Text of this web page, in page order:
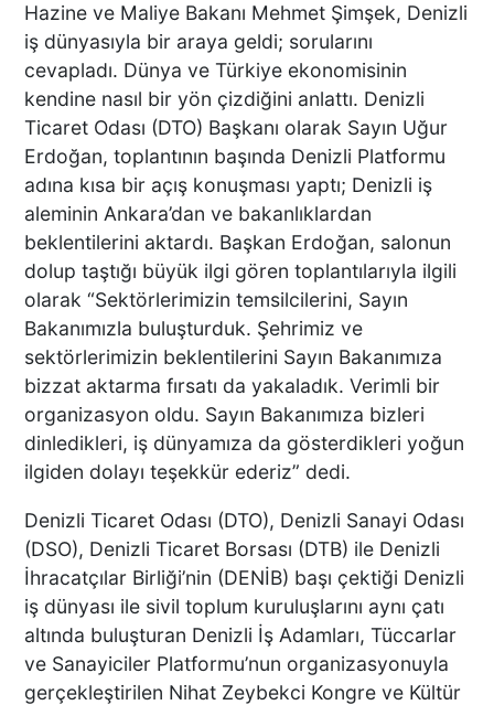
NE BÖYLE BİR VAHŞİ NE DE
VAHŞET GÖRÜLDÜ
İNSANLIK DIŞI
VİCDANSIZLIK
AZRAİL’E “ELDEN SONRA
GEL” DEDİ! OKEYE DEVAM
ETTİ
DENİZLİ’DEN TATİLE GİDEN
GRUBUN GÖZÜ ÖNÜNDE
TEKNE ÇALIŞANLARI
BİRBİRİNE GİRDİ!
ÜNLÜ YÖNETMEN EZEL
AKAY’A ŞOK OPERASYON!
KARDEŞİYLE GÖZALTINA
ALINDI
DENİZLİ’DE ÇARPIŞMANIN
ŞİDDETİYLE SAVRULDU! 5
ARAÇ HASAR GÖRDÜ
Hazine ve Maliye Bakanı Mehmet Şimşek, Denizli
iş dünyasıyla bir araya geldi; sorularını
cevapladı. Dünya ve Türkiye ekonomisinin
kendine nasıl bir yön çizdiğini anlattı. Denizli
Ticaret Odası (DTO) Başkanı olarak Sayın Uğur
Erdoğan, toplantının başında Denizli Platformu
adına kısa bir açış konuşması yaptı; Denizli iş
aleminin Ankara’dan ve bakanlıklardan
beklentilerini aktardı. Başkan Erdoğan, salonun
dolup taştığı büyük ilgi gören toplantılarıyla ilgili
olarak “Sektörlerimizin temsilcilerini, Sayın
Bakanımızla buluşturduk. Şehrimiz ve
sektörlerimizin beklentilerini Sayın Bakanımıza
bizzat aktarma fırsatı da yakaladık. Verimli bir
organizasyon oldu. Sayın Bakanımıza bizleri
dinledikleri, iş dünyamıza da gösterdikleri yoğun
ilgiden dolayı teşekkür ederiz” dedi.
Denizli Ticaret Odası (DTO), Denizli Sanayi Odası
(DSO), Denizli Ticaret Borsası (DTB) ile Denizli
İhracatçılar Birliği’nin (DENİB) başı çektiği Denizli
iş dünyası ile sivil toplum kuruluşlarını aynı çatı
altında buluşturan Denizli İş Adamları, Tüccarlar
ve Sanayiciler Platformu’nun organizasyonuyla
gerçekleştirilen Nihat Zeybekci Kongre ve Kültür